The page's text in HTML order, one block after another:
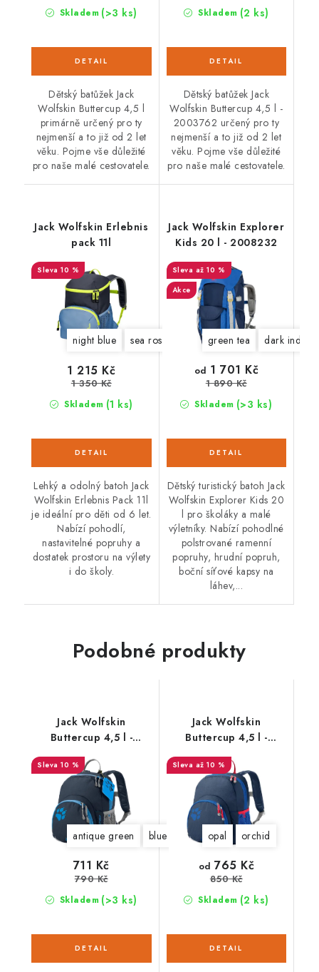
Skladem (>3 ks)
Dětský batůžek Jack
Wolfskin Buttercup 4,5 l
primárně určený pro ty
nejmenší a to již od 2 let
věku. Pojme vše důležité
pro naše malé cestovatele.
Skladem (2 ks)
Dětský batůžek Jack
Wolfskin Buttercup 4,5 l -
2003762 určený pro ty
nejmenší a to již od 2 let
věku. Pojme vše důležité
pro naše malé cestovatele.
Jack Wolfskin Erlebnis
pack 11l
10 %
night blue sea rose slate green
Skladem (1 ks)
1 215 Kč
1 350 Kč
Lehký a odolný batoh Jack
Wolfskin Erlebnis Pack 11l
je ideální pro děti od 6 let.
Nabízí pohodlí,
nastavitelné popruhy a
dostatek prostoru na výlety
i do školy.
Jack Wolfskin Explorer
Kids 20 l - 2008232
až 10 %
Akce
green tea dark indigo
Skladem (>3 ks)
od 1 701 Kč
1 890 Kč
Dětský turistický batoh Jack
Wolfskin Explorer Kids 20
l pro školáky a malé
výletníky. Nabízí pohodlné
polstrované ramenní
popruhy, hrudní popruh,
boční síťové kapsy na
láhev,...
Podobné produkty
Jack Wolfskin
Buttercup 4,5 l -
2003761
10 %
antique green blue capri opal
Skladem (>3 ks)
711 Kč
790 Kč
Jack Wolfskin
Buttercup 4,5 l -
2003762
až 10 %
opal orchid
Skladem (2 ks)
od 765 Kč
850 Kč